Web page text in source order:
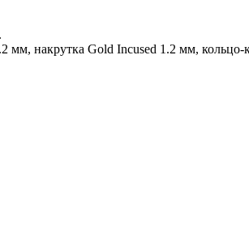
мм, накрутка Gold Incused 1.2 мм,